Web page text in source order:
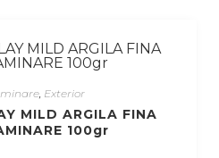
, Exterior
MILD ARGILA FINA
100gr